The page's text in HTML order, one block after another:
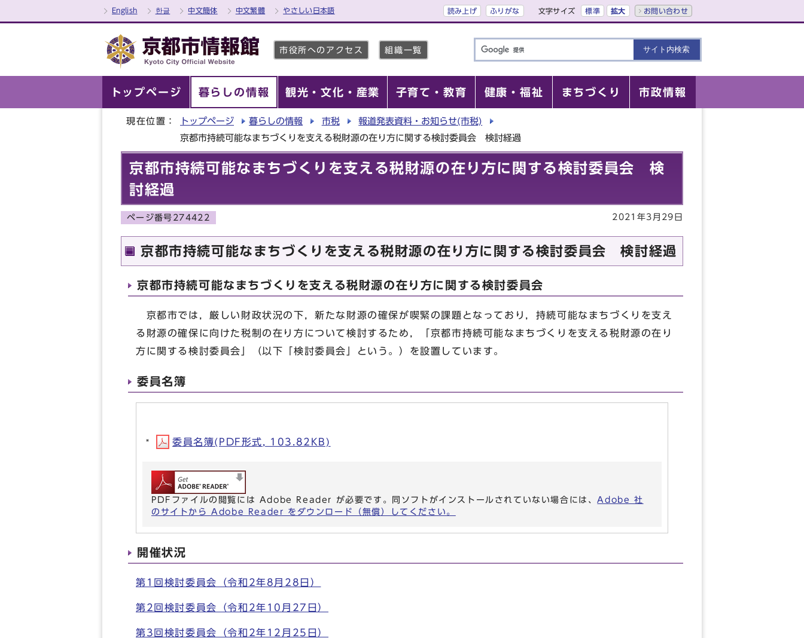
English 한글 中文簡体 中文繁體 やさしい日本語 読み上げ ふりがな 文字サイズ 標準 拡大 お問い合わせ
市役所へのアクセス 組織一覧
トップページ 暮らしの情報 観光・文化・産業 子育て・教育 健康・福祉 まちづくり 市政情報
現在位置： トップページ 暮らしの情報 市税
報道発表資料・お知らせ(市税)
京都市持続可能なまちづくりを支える税財源の在り方に関する検討委員会 検討経過
京都市持続可能なまちづくりを支える税財源の在り方に関する検討委員会 検
討経過
ページ番号274422 2021年3月29日
京都市持続可能なまちづくりを支える税財源の在り方に関する検討委員会 検討経過
京都市持続可能なまちづくりを支える税財源の在り方に関する検討委員会
京都市では，厳しい財政状況の下，新たな財源の確保が喫緊の課題となっており，持続可能なまちづくりを支え
る財源の確保に向けた税制の在り方について検討するため，「京都市持続可能なまちづくりを支える税財源の在り
方に関する検討委員会」（以下「検討委員会」という。）を設置しています。
委員名簿
委員名簿(PDF形式, 103.82KB)
PDFファイルの閲覧には Adobe Reader が必要です。同ソフトがインストールされていない場合には、Adobe 社
のサイトから Adobe Reader をダウンロード（無償）してください。
開催状況
第1回検討委員会（令和2年8月28日）
第2回検討委員会（令和2年10月27日）
第3回検討委員会（令和2年12月25日）